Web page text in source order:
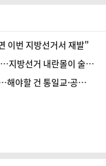
이번 지방선거서 재발"
지방선거 내란몰이 술
야할 건 통일교·공천